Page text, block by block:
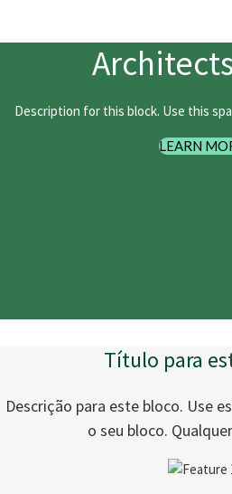
Description for this block. Use this
LEARN
Título para
Descrição para este bloco. Use
o seu bloco.